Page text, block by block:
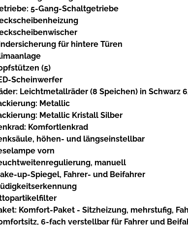
5-Gang-Schaltgetriebe
für hintere Türen
(5)
Scheinwerfer
Leichtmetallräder (8 Speichen) in
Metallic
Metallic Kristall Silber
Komfortlenkrad
höhen- und längseinstellbar
vorn
manuell
up-Spiegel, Fahrer- und Beifahrer
Komfort-Paket - Sitzheizung, mehrstufig,
6-fach verstellbar für Fahrer und